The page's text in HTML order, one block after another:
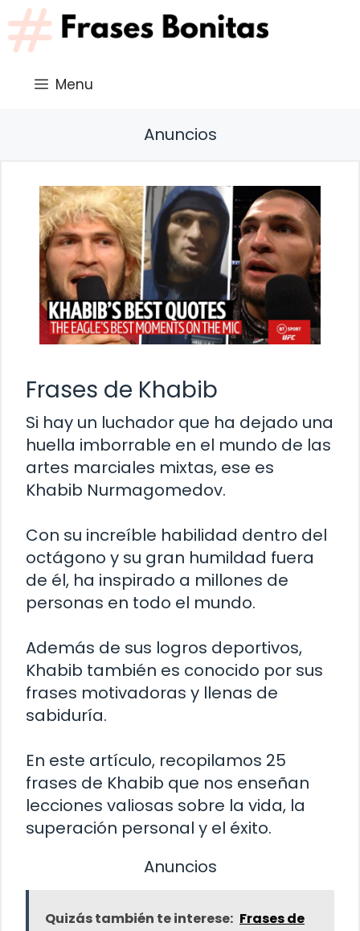
Saltar
al
contenido
Menu
Anuncios
Frases de Khabib
Si hay un luchador que ha dejado una
huella imborrable en el mundo de las
artes marciales mixtas, ese es
Khabib Nurmagomedov.
Con su increíble habilidad dentro del
octágono y su gran humildad fuera
de él, ha inspirado a millones de
personas en todo el mundo.
Además de sus logros deportivos,
Khabib también es conocido por sus
frases motivadoras y llenas de
sabiduría.
En este artículo, recopilamos 25
frases de Khabib que nos enseñan
lecciones valiosas sobre la vida, la
superación personal y el éxito.
Anuncios
Quizás también te interese: Frases de